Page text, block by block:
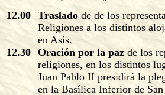
12.00 Traslado de de los
Religiones a los distintos
en Asís.
12.30 Oración por la paz de los
religiones, en los distintos
Juan Pablo II presidirá la
en la Basílica Inferior de